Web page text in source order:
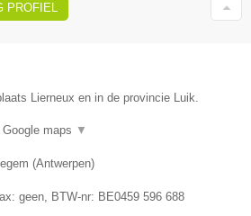
PROFIEL
Lierneux en in de provincie Luik.
Google maps ▼
(Antwerpen)
geen, BTW-nr: BE0459 596 688